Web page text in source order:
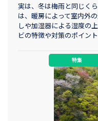
実は、冬は梅雨と同じく
は、暖房によって室内外
しや加湿器による湿度の
ビの特徴や対策のポイン
特集